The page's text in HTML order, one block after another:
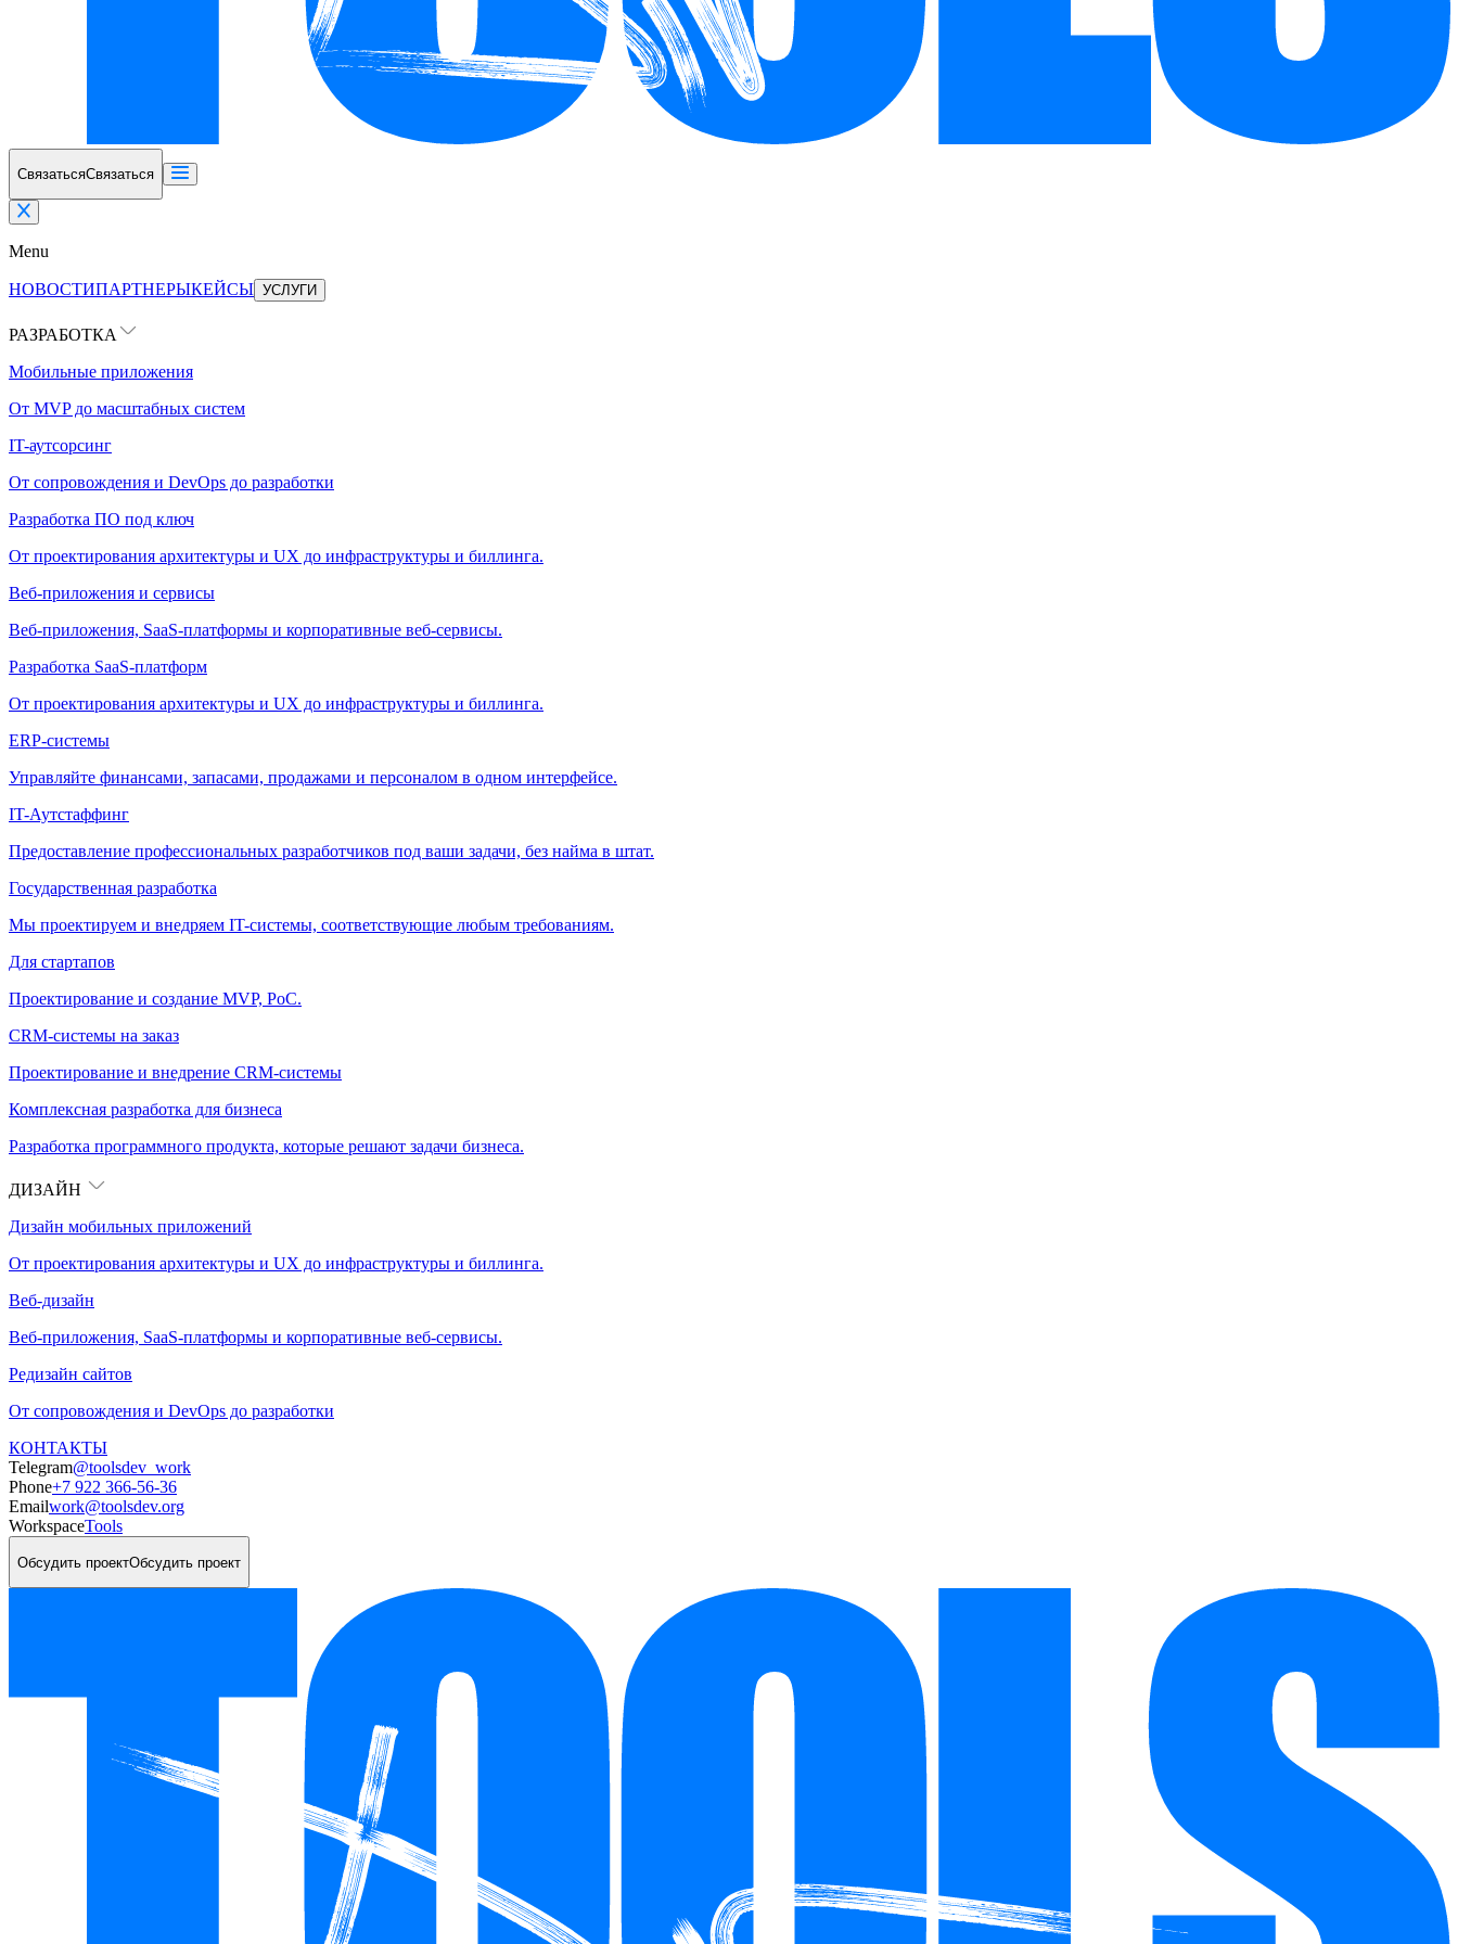
СвязатьсяСвязаться
Menu
НОВОСТИПАРТНЕРЫКЕЙСЫ УСЛУГИ
РАЗРАБОТКА
Мобильные приложения
От MVP до масштабных систем
IT-аутсорсинг
От сопровождения и DevOps до разработки
Разработка ПО под ключ
От проектирования архитектуры и UX до инфраструктуры и биллинга.
Веб-приложения и сервисы
Веб-приложения, SaaS-платформы и корпоративные веб-сервисы.
Разработка SaaS-платформ
От проектирования архитектуры и UX до инфраструктуры и биллинга.
ERP-системы
Управляйте финансами, запасами, продажами и персоналом в одном интерфейсе.
IT-Аутстаффинг
Предоставление профессиональных разработчиков под ваши задачи, без найма в штат.
Государственная разработка
Мы проектируем и внедряем IT-системы, соответствующие любым требованиям.
Для стартапов
Проектирование и создание MVP, PoC.
CRM-системы на заказ
Проектирование и внедрение CRM-системы
Комплексная разработка для бизнеса
Разработка программного продукта, которые решают задачи бизнеса.
ДИЗАЙН
Дизайн мобильных приложений
От проектирования архитектуры и UX до инфраструктуры и биллинга.
Веб-дизайн
Веб-приложения, SaaS-платформы и корпоративные веб-сервисы.
Редизайн сайтов
От сопровождения и DevOps до разработки
КОНТАКТЫ
Telegram@toolsdev_work
Phone+7 922 366-56-36
Emailwork@toolsdev.org
WorkspaceTools
Обсудить проектОбсудить проект